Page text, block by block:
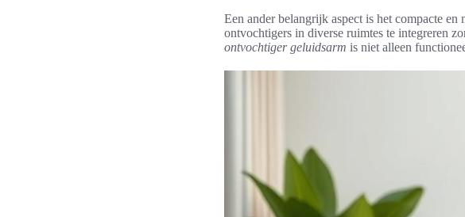
Een ander belangrijk aspect is het compacte
ontvochtigers in diverse ruimtes te integreren
ontvochtiger geluidsarm is niet alleen